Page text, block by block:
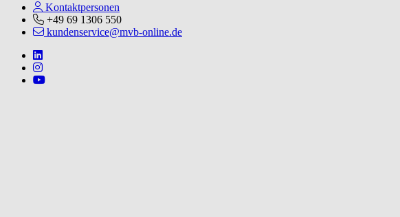
Kontaktpersonen
+49 69 1306 550
kundenservice@mvb-online.de
Follow us on https://www.linkedin.com/company/mvbbooks
Follow us on https://www.instagram.com/lifeatmvb/
Follow us on https://www.youtube.com/@mvbbooks